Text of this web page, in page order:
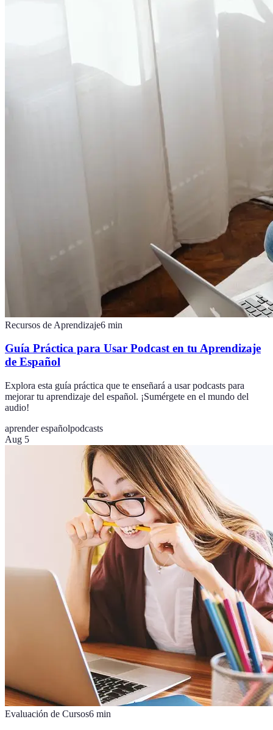
Recursos de Aprendizaje6 min
Guía Práctica para Usar Podcast en tu Aprendizaje
de Español
Explora esta guía práctica que te enseñará a usar podcasts para
mejorar tu aprendizaje del español. ¡Sumérgete en el mundo del
audio!
aprender españolpodcasts
Aug 5
Evaluación de Cursos6 min